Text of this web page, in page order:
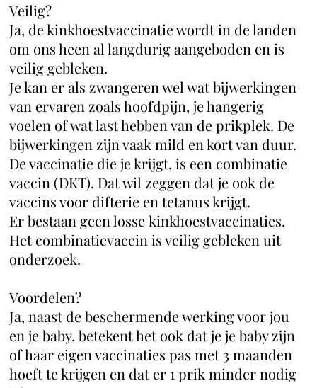
Veilig?
Ja, de kinkhoestvaccinatie wordt in de landen
om ons heen al langdurig aangeboden en is
veilig gebleken.
Je kan er als zwangeren wel wat bijwerkingen
van ervaren zoals hoofdpijn, je hangerig
voelen of wat last hebben van de prikplek. De
bijwerkingen zijn vaak mild en kort van duur.
De vaccinatie die je krijgt, is een combinatie
vaccin (DKT). Dat wil zeggen dat je ook de
vaccins voor difterie en tetanus krijgt.
Er bestaan geen losse kinkhoestvaccinaties.
Het combinatievaccin is veilig gebleken uit
onderzoek.
Voordelen?
Ja, naast de beschermende werking voor jou
en je baby, betekent het ook dat je je baby zijn
of haar eigen vaccinaties pas met 3 maanden
hoeft te krijgen en dat er 1 prik minder nodig